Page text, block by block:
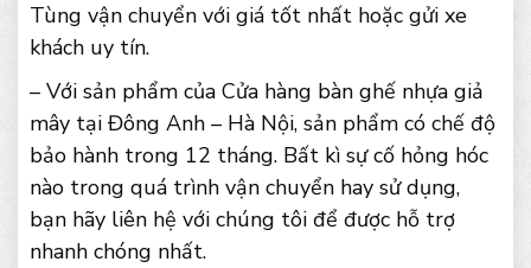
Tùng vận chuyển với giá tốt nhất hoặc gửi xe
khách uy tín.
– Với sản phẩm của Cửa hàng bàn ghế nhựa giả
mây tại Đông Anh – Hà Nội, sản phẩm có chế độ
bảo hành trong 12 tháng. Bất kì sự cố hỏng hóc
nào trong quá trình vận chuyển hay sử dụng,
bạn hãy liên hệ với chúng tôi để được hỗ trợ
nhanh chóng nhất.